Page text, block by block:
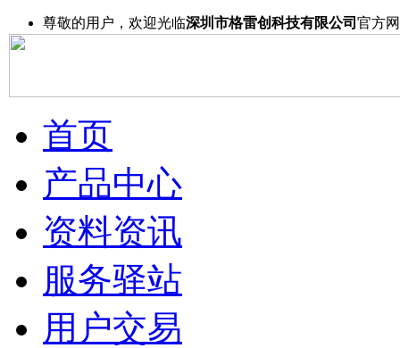
尊敬的用户，欢迎光临深圳市格雷创科技有限公司 官方
首页
产品中心
资料资讯
服务驿站
用户交易